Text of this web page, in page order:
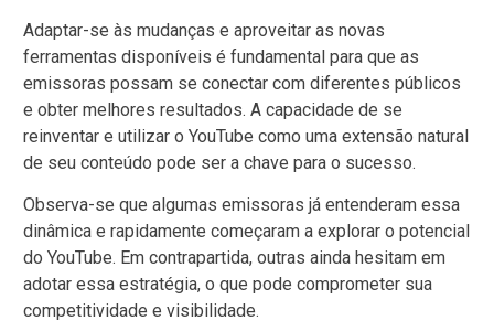
Adaptar-se às mudanças e aproveitar as novas
ferramentas disponíveis é fundamental para que as
emissoras possam se conectar com diferentes públicos
e obter melhores resultados. A capacidade de se
reinventar e utilizar o YouTube como uma extensão natural
de seu conteúdo pode ser a chave para o sucesso.
Observa-se que algumas emissoras já entenderam essa
dinâmica e rapidamente começaram a explorar o potencial
do YouTube. Em contrapartida, outras ainda hesitam em
adotar essa estratégia, o que pode comprometer sua
competitividade e visibilidade.